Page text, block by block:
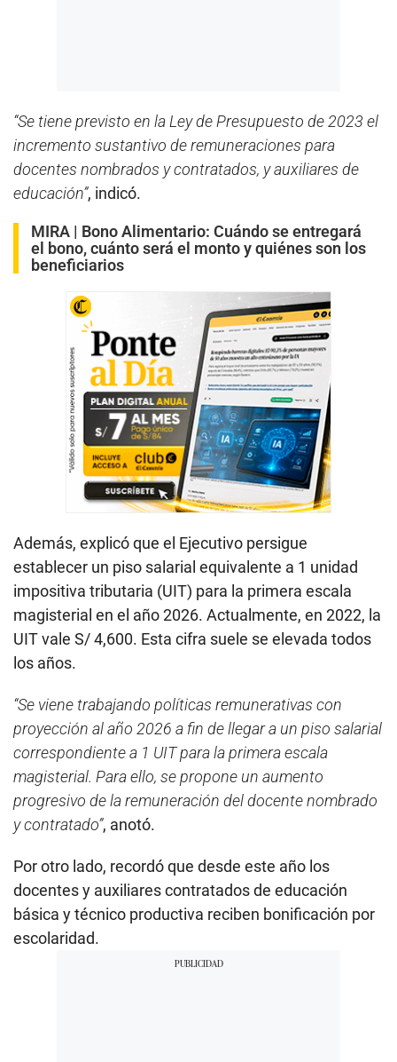
“Se tiene previsto en la Ley de Presupuesto de 2023 el
incremento sustantivo de remuneraciones para
docentes nombrados y contratados, y auxiliares de
educación”, indicó.
MIRA | Bono Alimentario: Cuándo se entregará
el bono, cuánto será el monto y quiénes son los
beneficiarios
Además, explicó que el Ejecutivo persigue
establecer un piso salarial equivalente a 1 unidad
impositiva tributaria (UIT) para la primera escala
magisterial en el año 2026. Actualmente, en 2022, la
UIT vale S/ 4,600. Esta cifra suele se elevada todos
los años.
“Se viene trabajando políticas remunerativas con
proyección al año 2026 a fin de llegar a un piso salarial
correspondiente a 1 UIT para la primera escala
magisterial. Para ello, se propone un aumento
progresivo de la remuneración del docente nombrado
y contratado”, anotó.
Por otro lado, recordó que desde este año los
docentes y auxiliares contratados de educación
básica y técnico productiva reciben bonificación por
escolaridad.